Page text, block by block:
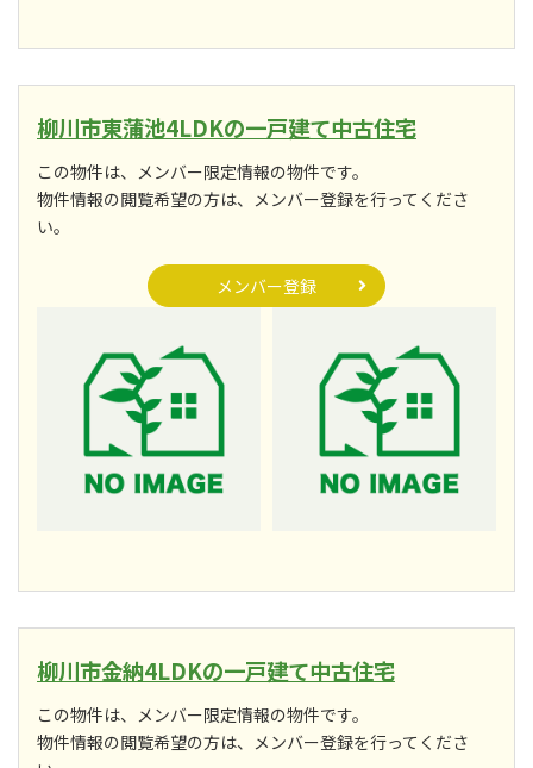
柳川市東蒲池4LDKの一戸建て中古住宅
この物件は、メンバー限定情報の物件です。
物件情報の閲覧希望の方は、メンバー登録を行ってくださ
い。
メンバー登録
柳川市金納4LDKの一戸建て中古住宅
この物件は、メンバー限定情報の物件です。
物件情報の閲覧希望の方は、メンバー登録を行ってくださ